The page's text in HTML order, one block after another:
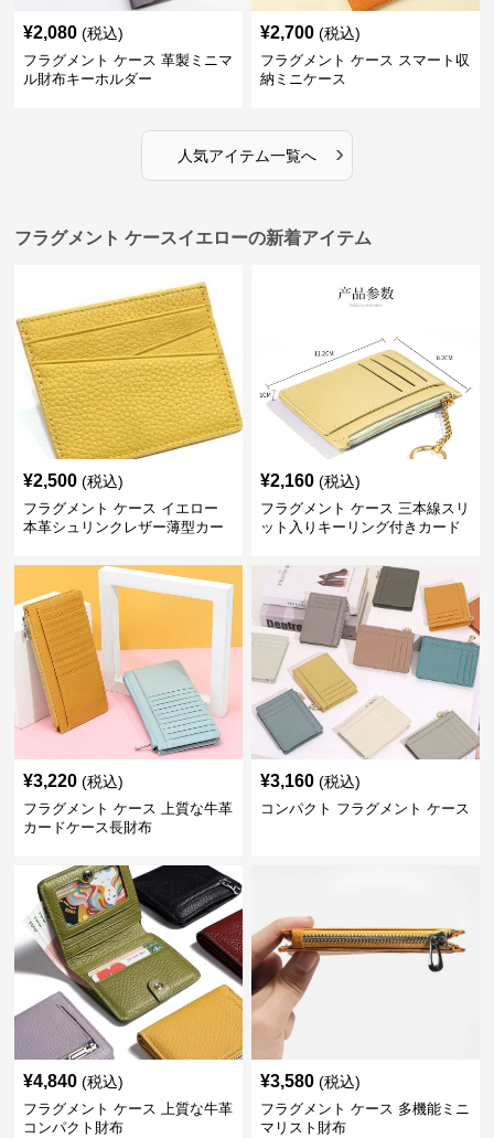
¥2,080 (税込)
フラグメント ケース 革製ミニマ
ル財布キーホルダー
¥2,700 (税込)
フラグメント ケース スマート収
納ミニケース
人気アイテム一覧へ ›
フラグメント ケースイエローの新着アイテム
¥2,500 (税込)
フラグメント ケース イエロー
本革シュリンクレザー薄型カー
¥2,160 (税込)
フラグメント ケース 三本線スリ
ット入りキーリング付きカード
¥3,220 (税込)
フラグメント ケース 上質な牛革
カードケース長財布
¥3,160 (税込)
コンパクト フラグメント ケース
¥4,840 (税込)
フラグメント ケース 上質な牛革
コンパクト財布
¥3,580 (税込)
フラグメント ケース 多機能ミニ
マリスト財布